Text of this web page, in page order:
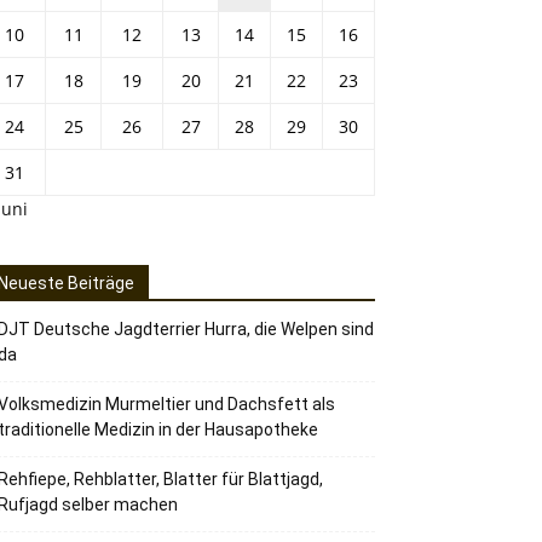
10 11 12 13 14 15
16
17
18 19 20 21 22
23
24
25 26 27 28 29
30
31
Beiträge
Deutsche Jagdterrier Hurra, die Welpen sind
Murmeltier und Dachsfett als
Medizin in der Hausapotheke
Rehblatter, Blatter für Blattjagd,
selber machen